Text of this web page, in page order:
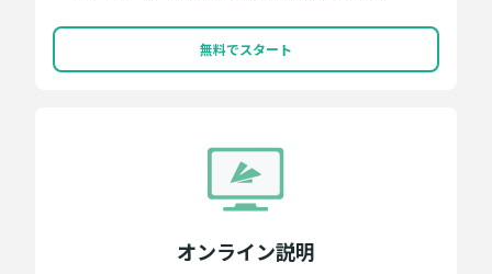
無料でスタート
オンライン説明